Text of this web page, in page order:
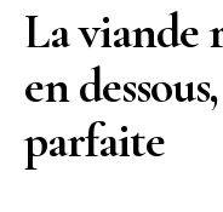
La viande
en
parfaite